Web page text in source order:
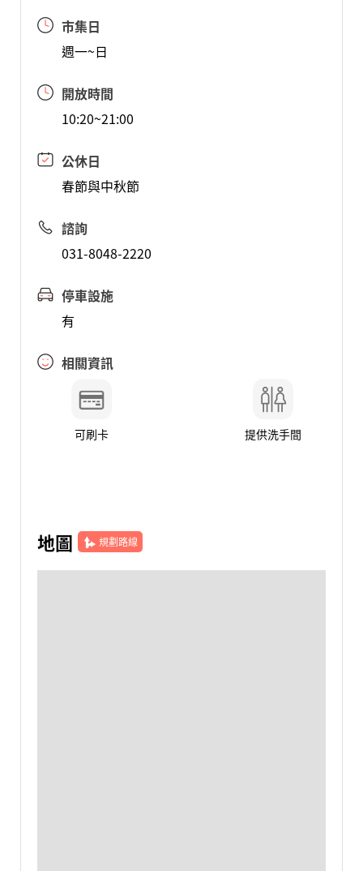
市集日
週一~日
開放時間
10:20~21:00
公休日
春節與中秋節
諮詢
031-8048-2220
停車設施
有
相關資訊
可刷卡 提供洗手間
地圖 規劃路線